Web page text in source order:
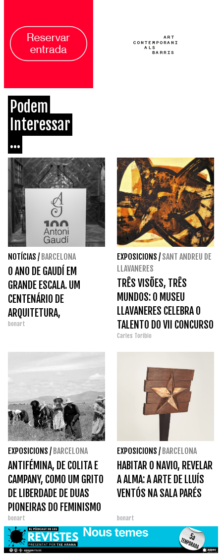
Podem
Interessar
...
NOTÍCIAS / BARCELONA
O ANO DE GAUDÍ EM
GRANDE ESCALA. UM
CENTENÁRIO DE
ARQUITETURA,
EXPOSIÇÕES E
bonart
EXPOSICIONS / SANT ANDREU DE
LLAVANERES
TRÊS VISÕES, TRÊS
MUNDOS: O MUSEU
LLAVANERES CELEBRA O
TALENTO DO VII CONCURSO
DE PINTURA E ESCULTURA.
Carles Toribio
EXPOSICIONS / BARCELONA
ANTIFÉMINA, DE COLITA E
CAMPANY, COMO UM GRITO
DE LIBERDADE DE DUAS
PIONEIRAS DO FEMINISMO
CATALÃO.
bonart
EXPOSICIONS / BARCELONA
HABITAR O NAVIO, REVELAR
A ALMA: A ARTE DE LLUÍS
VENTÓS NA SALA PARÉS
bonart